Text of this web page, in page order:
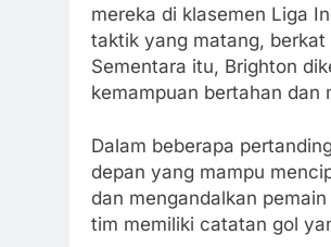
mereka di klasemen Liga
taktik yang matang,
Sementara itu, Brighton
kemampuan bertahan dan
Dalam beberapa
depan yang mampu
dan mengandalkan
tim memiliki catatan gol